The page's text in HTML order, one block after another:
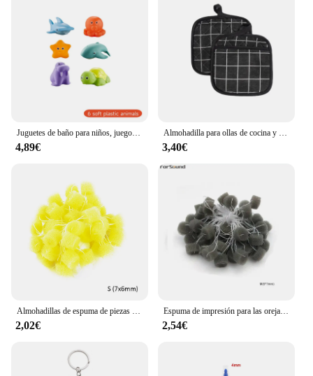
Juguetes de baño para niños, juego de atrapar peces, remo, piscina interactiva para padres e hijos, juguetes para bebés
4,89€
Almohadilla para ollas de cocina y guantes para horno, juego de manoplas térmicas resistentes al calor, anticalor, para cocinar ollas calientes, 2 uds.
3,40€
Almohadillas de espuma de piezas para los oídos, tapones de esponja para los oídos, para tomar impresiones, otobloqueo, 50 unidades
2,02€
Espuma de impresión para las orejas, 50 piezas
2,54€